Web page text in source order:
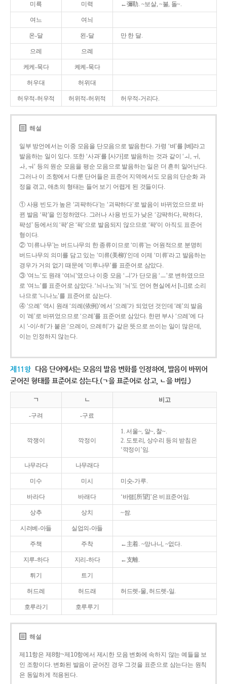
미륵 미력 ←彌勒. ~보살, ~불, 돌~.
여느 여늬
온-달 왼-달 만 한 달.
으레 으례
케케-묵다 켸켸-묵다
허우대 허위대
허우적-허우적 허위적-허위적 허우적-거리다.
해설
일부 방언에서는 이중 모음을 단모음으로 발음한다. 가령 ‘벼’를 [베]라고
발음하는 일이 있다. 또한 ‘사과’를 [사가]로 발음하는 것과 같이 ‘ㅚ, ㅟ,
ㅘ, ㅝ’ 등의 원순 모음을 평순 모음으로 발음하는 일은 더 흔히 일어난다.
그러나 이 조항에서 다룬 단어들은 표준어 지역에서도 모음의 단순화 과
정을 겪고, 애초의 형태는 들어 보기 어렵게 된 것들이다.
① 사용 빈도가 높은 ‘괴퍅하다’는 ‘괴팍하다’로 발음이 바뀌었으므로 바
뀐 발음 ‘팍’을 인정하였다. 그러나 사용 빈도가 낮은 ‘강퍅하다, 퍅하다,
퍅성’ 등에서의 ‘퍅’은 ‘팍’으로 발음되지 않으므로 ‘퍅’이 아직도 표준어
형이다.
② ‘미류나무’는 버드나무의 한 종류이므로 ‘미류’는 어원적으로 분명히
버드나무의 의미를 담고 있는 ‘미류(美柳)’인데 이제 ‘미류’라고 발음하는
경우가 거의 없기 때문에 ‘미루나무’를 표준어로 삼았다.
③ ‘여느’도 원래 ‘여늬’였으나 이중 모음 ‘ㅢ’가 단모음 ‘ㅡ’로 변하였으므
로 ‘여느’를 표준어로 삼았다. ‘늬나노’의 ‘늬’도 언어 현실에서 [니]로 소리
나므로 ‘니나노’를 표준어로 삼는다.
④ ‘으례’ 역시 원래 ‘의례(依例)’에서 ‘으례’가 되었던 것인데 ‘례’의 발음
이 ‘레’로 바뀌었으므로 ‘으레’를 표준어로 삼았다. 한편 부사 ‘으레’에 다
시 ‘-이/-히’가 붙은 ‘으레이, 으레히’가 같은 뜻으로 쓰이는 일이 많은데,
이는 인정하지 않는다.
제11항 다음 단어에서는 모음의 발음 변화를 인정하여, 발음이 바뀌어
굳어진 형태를 표준어로 삼는다.(ㄱ을 표준어로 삼고, ㄴ을 버림.)
ㄱ ㄴ 비고
-구려 -구료
깍쟁이 깍정이
1. 서울~, 알~, 찰~.
2. 도토리, 상수리 등의 받침은
‘깍정이’임.
나무라다 나무래다
미수 미시 미숫-가루.
바라다 바래다 ‘바램[所望]’은 비표준어임.
상추 상치 ~쌈.
시러베-아들 실업의-아들
주책 주착 ←主着. ~망나니, ~없다.
지루-하다 지리-하다 ←支離.
튀기 트기
허드레 허드래 허드렛-물, 허드렛-일.
호루라기 호루루기
해설
제11항은 제8항~제10항에서 제시한 모음 변화에 속하지 않는 예들을 보
인 조항이다. 변화된 발음이 굳어진 경우 그것을 표준으로 삼는다는 원칙
은 동일하게 적용된다.